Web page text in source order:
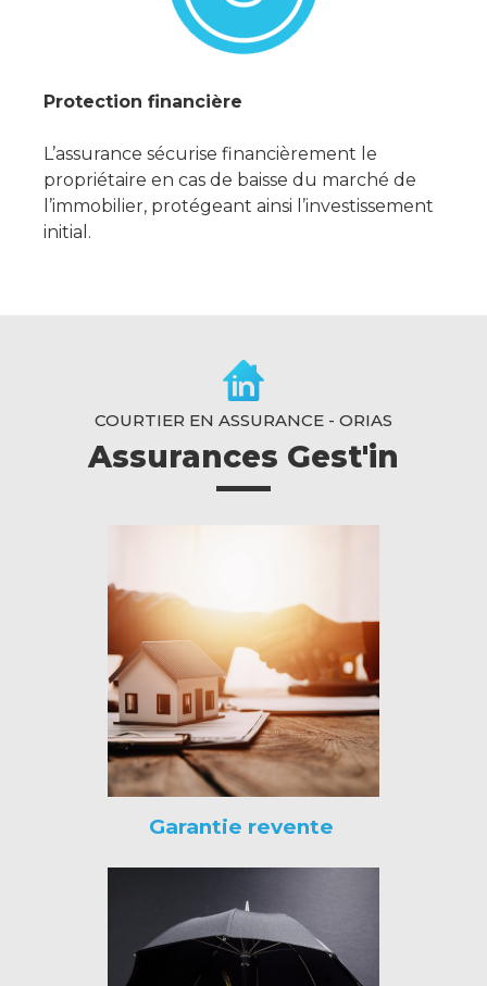
Protection financière
L’assurance sécurise financièrement le
propriétaire en cas de baisse du marché de
l’immobilier, protégeant ainsi l’investissement
initial.
COURTIER EN ASSURANCE - ORIAS
Assurances Gest'in
Garantie revente